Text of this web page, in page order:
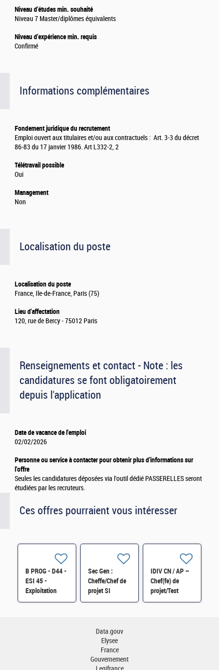
Niveau d'études min. souhaité
Niveau 7 Master/diplômes équivalents
Niveau d'expérience min. requis
Confirmé
Informations complémentaires
Fondement juridique du recrutement
Emploi ouvert aux titulaires et/ou aux contractuels : Art. 3-3 du décret
86-83 du 17 janvier 1986. Art L332-2, 2
Télétravail possible
Oui
Management
Non
Localisation du poste
Localisation du poste
France, Ile-de-France, Paris (75)
Lieu d'affectation
120, rue de Bercy - 75012 Paris
Renseignements et contact - Note : les
candidatures se font obligatoirement
depuis l'application
Date de vacance de l'emploi
02/02/2026
Personne ou service à contacter pour obtenir plus d'informations sur
l'offre
Seules les candidatures déposées via l'outil dédié PASSERELLES seront
étudiées par les recruteurs.
Ces offres pourraient vous intéresser
B PROG - D44 -
ESI 45 -
Exploitation
applicative H/F
Sec Gen :
Cheffe/Chef de
projet SI
bâtimentaire
IDIV CN / AP –
Chef(fe) de
projet/Test
Manager –
Data.gouv
Elysee
France
Gouvernement